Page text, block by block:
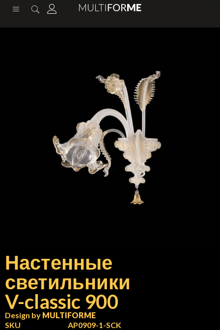
содержимому
IT
V-classic 900
Design by MULTIFORME
Настенные
светильники
SKU
AP0909-1-SCK